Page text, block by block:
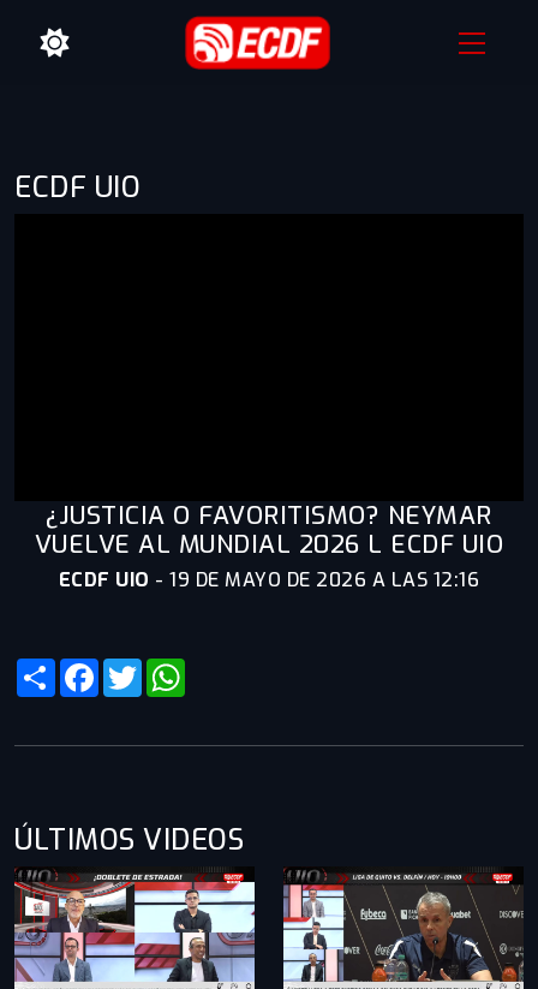
ECDF UIO
¿JUSTICIA O FAVORITISMO? NEYMAR
VUELVE AL MUNDIAL 2026 L ECDF UIO
ECDF UIO -19 DE MAYO DE 2026 A LAS 12:16
ShareFacebook
Twitter
ÚLTIMOS VIDEOS